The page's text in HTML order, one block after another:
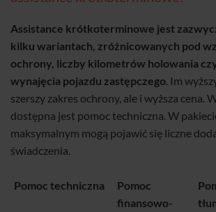
Assistance krótkoterminowe jest
kilku wariantach, zróżnicowanych pod
ochrony, liczby kilometrów holowania
wynajęcia pojazdu zastępczego. Im
szerszy zakres ochrony, ale i wyższa cena.
dostępna jest pomoc techniczna. W
maksymalnym mogą pojawić się liczne
świadczenia.
Pomoc techniczna
Pomoc
finansowo-